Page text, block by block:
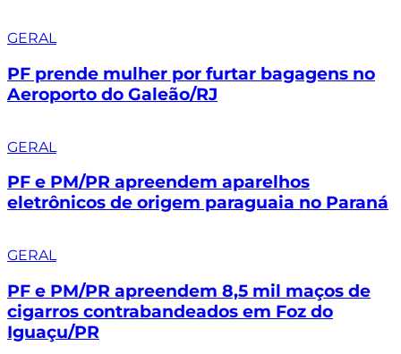
GERAL
PF prende mulher por furtar bagagens no
Aeroporto do Galeão/RJ
GERAL
PF e PM/PR apreendem aparelhos
eletrônicos de origem paraguaia no Paraná
GERAL
PF e PM/PR apreendem 8,5 mil maços de
cigarros contrabandeados em Foz do
Iguaçu/PR